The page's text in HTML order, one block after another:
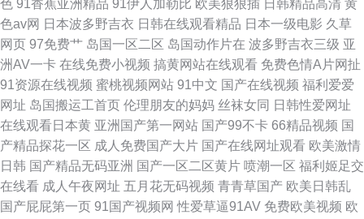
色 91香蕉亚洲精品 91伊人加勒比 欧美狠狠插 日韩精品高清 黄
色av网 日本波多野吉衣 日韩在线观看精品 日本一级电影 久草
网页 97免费艹 岛国一区二区 岛国动作片在 波多野吉衣三级 亚
洲AV一卡 在线免费小视频 搞黄网站在线观看 免费色情A片网扯
91资源在线视频 蜜桃视频网站 91中文 国产在线视频 福利爱爱
网址 岛国搬运工首页 伦理朋友的妈妈 丝袜女同 日韩性爱网址
在线观看日本黄 亚洲国产第一网站 国产99不卡 66精品视频 国
产精品探花一区 成人免费国产大片 国产在线网址观看 欧美激情
日韩 国产精品无码亚洲 国产一区二区黄片 喷潮一区 福利姬足交
在线看 成人午夜网址 五月花无码视频 青青草国产 欧美日韩乱
国产屁屁第一页 91国产视频网 性爱草逼91AV 免费欧美视频 欧